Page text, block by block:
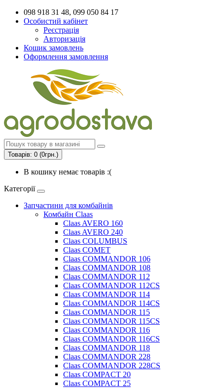
098 918 31 48, 099 050 84 17
Особистий кабінет
Реєстрація
Авторизація
Кошик замовлень
Оформлення замовлення
Товарів: 0 (0грн.)
В кошику немає товарів :(
Категорії
Запчастини для комбайнів
Комбайн Claas
Claas AVERO 160
Claas AVERO 240
Claas COLUMBUS
Claas COMET
Claas COMMANDOR 106
Claas COMMANDOR 108
Claas COMMANDOR 112
Claas COMMANDOR 112CS
Claas COMMANDOR 114
Claas COMMANDOR 114CS
Claas COMMANDOR 115
Claas COMMANDOR 115CS
Claas COMMANDOR 116
Claas COMMANDOR 116CS
Claas COMMANDOR 118
Claas COMMANDOR 228
Claas COMMANDOR 228CS
Claas COMPACT 20
Claas COMPACT 25